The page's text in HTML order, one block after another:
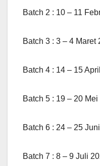
Batch 2 : 10 – 11
Batch 3 : 3 – 4 Maret
Batch 4 : 14 – 15
Batch 5 : 19 – 20
Batch 6 : 24 – 25
Batch 7 : 8 – 9 Juli